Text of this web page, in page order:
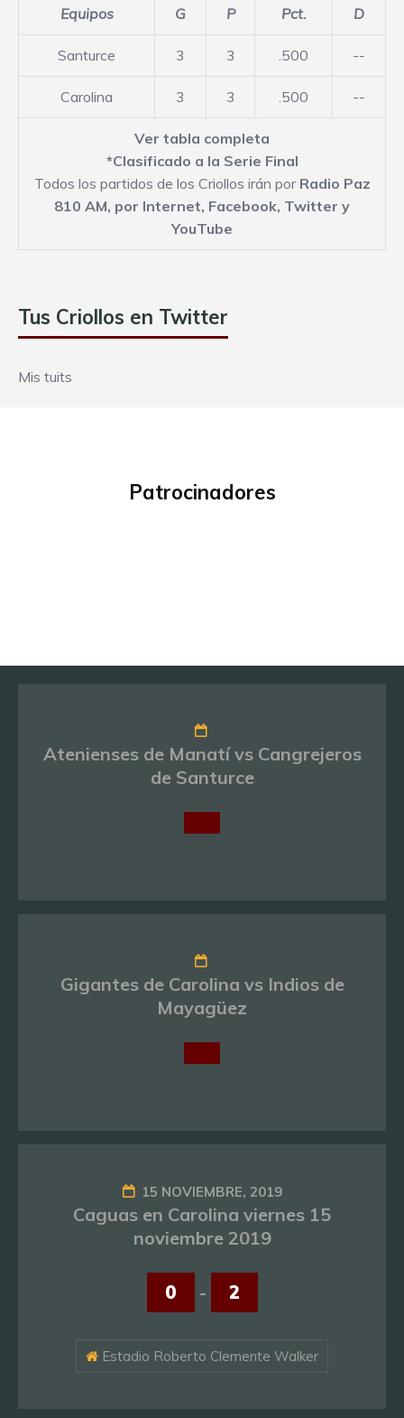
Equipos G P Pct. D
Santurce 3 3 .500 --
Carolina 3 3 .500 --
Ver tabla completa
*Clasificado a la Serie Final
Todos los partidos de los Criollos irán por Radio Paz
810 AM, por Internet, Facebook, Twitter y
YouTube
Tus Criollos en Twitter
Mis tuits
Patrocinadores
Atenienses de Manatí vs Cangrejeros
de Santurce
Gigantes de Carolina vs Indios de
Mayagüez
15 NOVIEMBRE, 2019
Caguas en Carolina viernes 15
noviembre 2019
0 - 2
Estadio Roberto Clemente Walker